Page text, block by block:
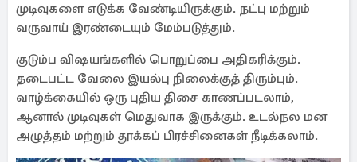
முடிவுகளை எடுக்க வேண்டியிருக்கும். நட்பு மற்றும்
வருவாய் இரண்டையும் மேம்படுத்தும்.
குடும்ப விஷயங்களில் பொறுப்பை அதிகரிக்கும். ​​
தடைபட்ட வேலை இயல்பு நிலைக்குத் திரும்பும்.
வாழ்க்கையில் ஒரு புதிய திசை காணப்படலாம்,
ஆனால் முடிவுகள் மெதுவாக இருக்கும். உடல்நல மன
அழுத்தம் மற்றும் தூக்கப் பிரச்சினைகள் நீடிக்கலாம்.